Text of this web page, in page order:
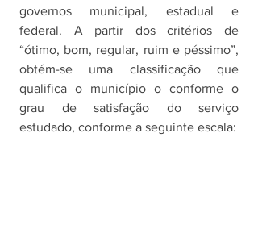
governos municipal, estadual e
federal. A partir dos critérios de
“ótimo, bom, regular, ruim e péssimo”,
obtém-se uma classificação que
qualifica o município o conforme o
grau de satisfação do serviço
estudado, conforme a seguinte escala: